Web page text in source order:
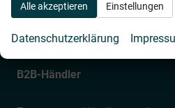
09:00 – 12:00 und 13:00 – 17:00
09:00 – 12:00 und 13:00 –
B2B-Händler
Alle akzeptieren Einstellungen
Datenschutzerklärung